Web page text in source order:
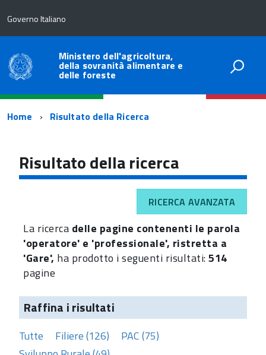
Governo Italiano
Ministero dell'agricoltura,
della sovranità alimentare e
delle foreste
Percorso
navigazione
Home Risultato della Ricerca
Risultato della ricerca
RICERCA AVANZATA
La ricerca delle pagine contenenti le parola
'operatore' e 'professionale', ristretta a
'Gare', ha prodotto i seguenti risultati:514
pagine
Raffina i risultati
Tutte Filiere (126)
PAC (75)